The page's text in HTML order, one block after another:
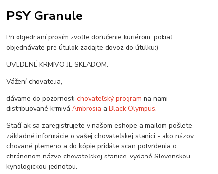
PSY Granule
Pri objednaní prosím zvoľte doručenie kuriérom, pokiaľ
objednávate pre útulok zadajte dovoz do útulku:)
UVEDENÉ KRMIVO JE SKLADOM.
Vážení chovatelia,
dávame do pozornostichovateľský program na nami
distribuované krmiváAmbrosia a Black Olympus.
Stačí ak sa zaregistrujete v našom eshope a mailom pošlete
základné informácie o vašej chovateľskej stanici - ako názov,
chované plemeno a do kópie pridáte scan potvrdenia o
chránenom názve chovateľskej stanice, vydané Slovenskou
kynologickou jednotou.